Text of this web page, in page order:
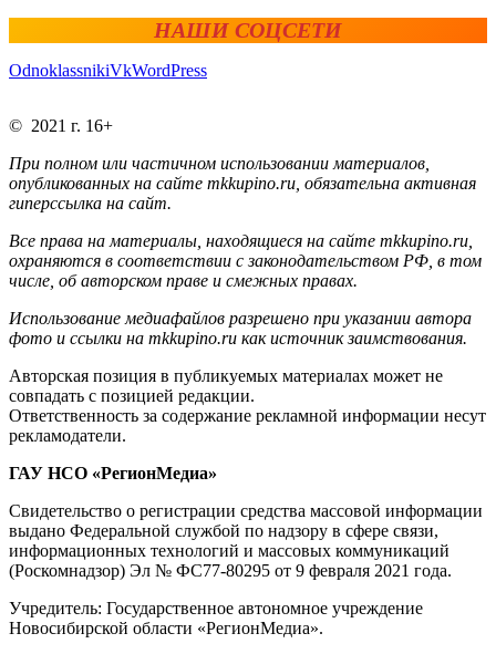
НАШИ СОЦСЕТИ
OdnoklassnikiVkWordPress
© 2021 г. 16+
При полном или частичном использовании материалов,
опубликованных на сайте mkkupino.ru, обязательна активная
гиперссылка на сайт.
Все права на материалы, находящиеся на сайте mkkupino.ru,
охраняются в соответствии с законодательством РФ, в том
числе, об авторском праве и смежных правах.
Использование медиафайлов разрешено при указании автора
фото и ссылки на mkkupino.ru как источник заимствования.
Авторская позиция в публикуемых материалах может не
совпадать с позицией редакции.
Ответственность за содержание рекламной информации несут
рекламодатели.
ГАУ НСО «РегионМедиа»
Свидетельство о регистрации средства массовой информации
выдано Федеральной службой по надзору в сфере связи,
информационных технологий и массовых коммуникаций
(Роскомнадзор) Эл № ФС77-80295 от 9 февраля 2021 года.
Учредитель: Государственное автономное учреждение
Новосибирской области «РегионМедиа».